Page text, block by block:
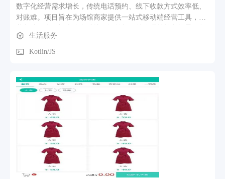
数字化经营需求增长，传统电话预约、线下收款方式效率低、
对账难。项目旨在为场馆商家提供一站式移动端经营工具，覆
助商户快速上线、提升门店曝光与订单转化，降低运营成本。
2）软件功能、核心功能模块介绍 GG运动商家版是面向 B 端商
持久化与切换账号； 个人中心：个人信息展示与编辑（头像、
姓名、手机号、登录账号）、修改密码、钱包入口、品牌管
理、隐私协议等； 店铺装修：装修概览评分、展示信息
（Logo/封面/店内环境/自定义分组）、店铺资质（营业执照上
传 + OCR 识别）、基础设施标签维护； 钱包模块：余额与待
结算展示、结算流水/提现记录分页列表、支付宝提现申请与协
议确认； 其他协同模块：商家首页、订单、核销、场地与价格
配置等（团队协作）。 3）业务流程、功能路径描述 典型商户
使用路径如下： 1.新商户入驻：打开 App → 注册（手机号 +
生活服务
Kotlin/JS